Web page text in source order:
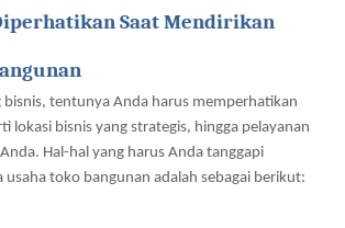
Saat Mendirikan
bisnis, tentunya Anda harus memperhatikan
lokasi bisnis yang strategis, hingga pelayanan
Hal-hal yang harus Anda tanggapi
usaha toko bangunan adalah sebagai berikut: